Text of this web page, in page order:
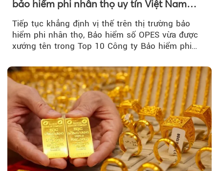
bảo hiểm phi nhân thọ uy tín Việt Nam
2026
Tiếp tục khẳng định vị thế trên thị trường bảo
hiểm phi nhân thọ, Bảo hiểm số OPES vừa được
xướng tên trong Top 10 Công ty Bảo hiểm phi